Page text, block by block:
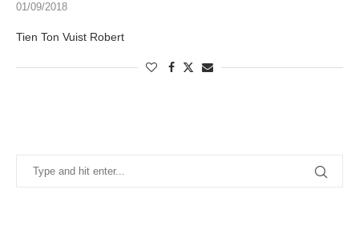
01/09/2018
Tien Ton Vuist Robert